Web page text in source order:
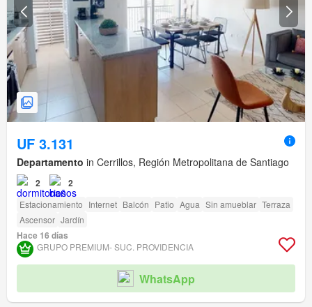
UF 3.131
Departamento in Cerrillos, Región Metropolitana de Santiago
2 2
Estacionamiento Internet Balcón Patio Agua Sin amueblar Terraza
Ascensor Jardín
Hace 16 días
GRUPO PREMIUM- SUC. PROVIDENCIA
WhatsApp